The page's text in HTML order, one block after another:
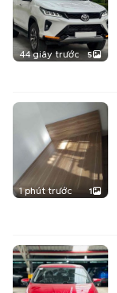
44 giây trước 5
1 phút trước 1